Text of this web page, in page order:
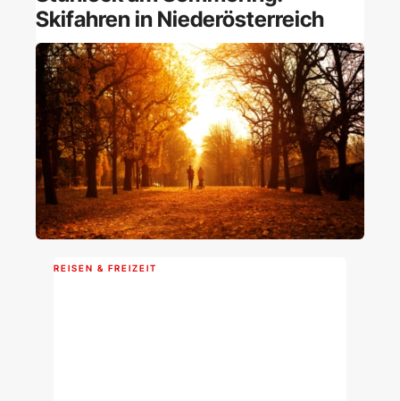
Skifahren in Niederösterreich
REISEN & FREIZEIT